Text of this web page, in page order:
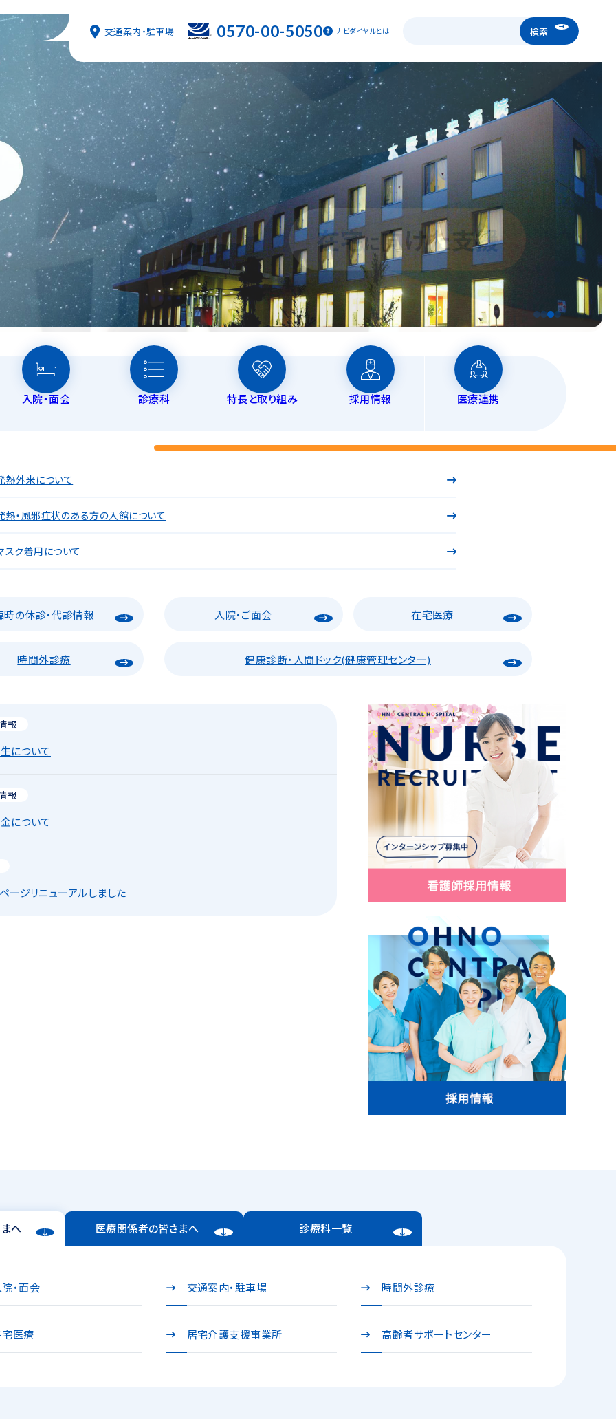
交通案内・駐車場 0570-00-5050 ナビダイヤルとは
ご挨拶
概要
フロアマップ
地域貢献活動
ナビダイヤル
当医表
休診・代診情報
時間外診療 書類ダウンロード
入院・面会
ごし方
入院・退院の手続き・費用 書類ダウンロード
診療科
外科
器内科
外科・消化器外科
泌尿器科
脳神経外科
皮膚科
リハビリテーション科
人工透析
特長と取り組み
ハビリテーション
管理センター
介護支援事業所
者サポートセンター（地域包括支援センター）
対策向上についての取り組み
在宅医療
訪問診療
訪問看護
採用情報 医療連携
熱外来について
熱・風邪症状のある方の入館について
スク着用について
時の休診・代診情報
時間外診療
入院・ご面会 在宅医療
健康診断・人間ドック(健康管理センター)
報
について
報
について
ージリニューアルしました
へ 医療関係者の皆さまへ 診療科一覧
院・面会 交通案内・駐車場 時間外診療
医療 居宅介護支援事業所 高齢者サポートセンター